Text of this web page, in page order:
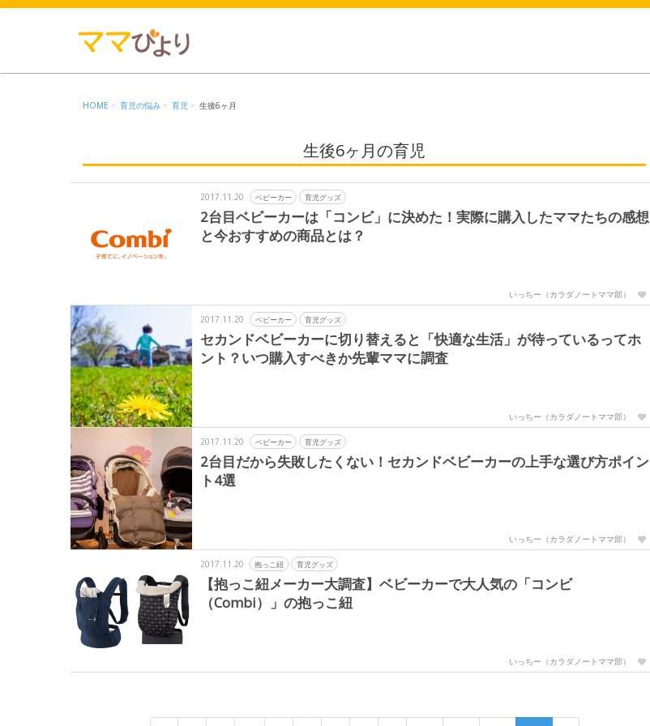
HOME 育児の悩み 育児 生後6ヶ月
生後6ヶ月の育児
2017.11.20 ベビーカー 育児グッズ
2台目ベビーカーは「コンビ」に決めた！実際に購入したママたちの感想
と今おすすめの商品とは？
いっちー（カラダノートママ部）
2017.11.20 ベビーカー 育児グッズ
セカンドベビーカーに切り替えると「快適な生活」が待っているってホ
ント？いつ購入すべきか先輩ママに調査
いっちー（カラダノートママ部）
2017.11.20 ベビーカー 育児グッズ
2台目だから失敗したくない！セカンドベビーカーの上手な選び方ポイン
ト4選
いっちー（カラダノートママ部）
2017.11.20 抱っこ紐 育児グッズ
【抱っこ紐メーカー大調査】ベビーカーで大人気の「コンビ
（Combi）」の抱っこ紐
いっちー（カラダノートママ部）